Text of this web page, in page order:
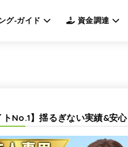
グ-ガイド 資金調達
トNo.1】揺るぎない実績&安心